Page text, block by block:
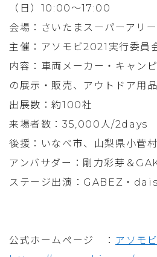
（日）10:00〜17:00
会場：さいたまスーパーアリ
主催：アソモビ2021実行委員
内容：車両メーカー・キャン
の展示・販売、アウトドア用
出展数：約100社
来場者数：35,000人/2days
後援：いなべ市、山梨県小菅村
アンバサダー：剛力彩芽＆
ステージ出演：GABEZ・
公式ホームページ ： アソモ